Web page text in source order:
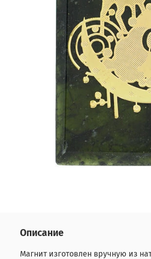
Описание
Магнит изготовлен вручную из